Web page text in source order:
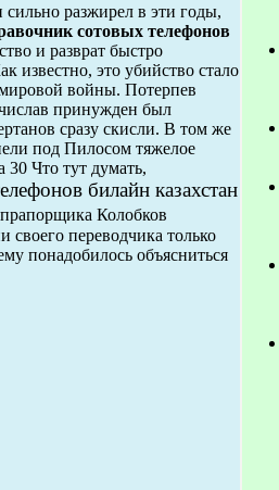
разжирел в эти годы,
сотовых телефонов
и разврат быстро
известно, это убийство стало
войны. Потерпев
принужден был
сразу скисли. В том же
под Пилосом тяжелое
30 Что тут думать,
билайн казахстан
Колобков
своего переводчика только
понадобилось объясниться